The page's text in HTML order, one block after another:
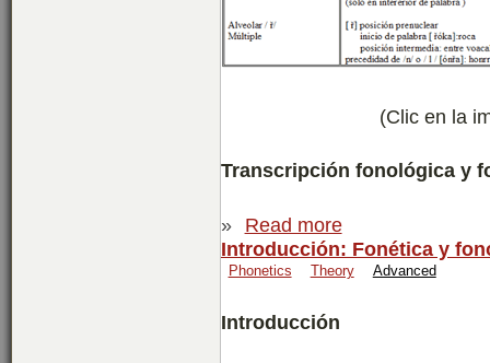
(Clic en la
Transcripción fonológica y
»
Read more
Introducción: Fonética y
Phonetics Theory Advanced
Introducción